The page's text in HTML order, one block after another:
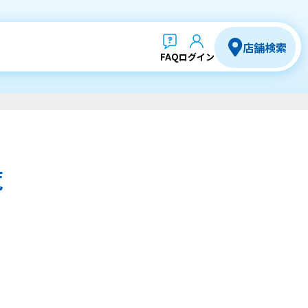
FAQログイン
店舗検索